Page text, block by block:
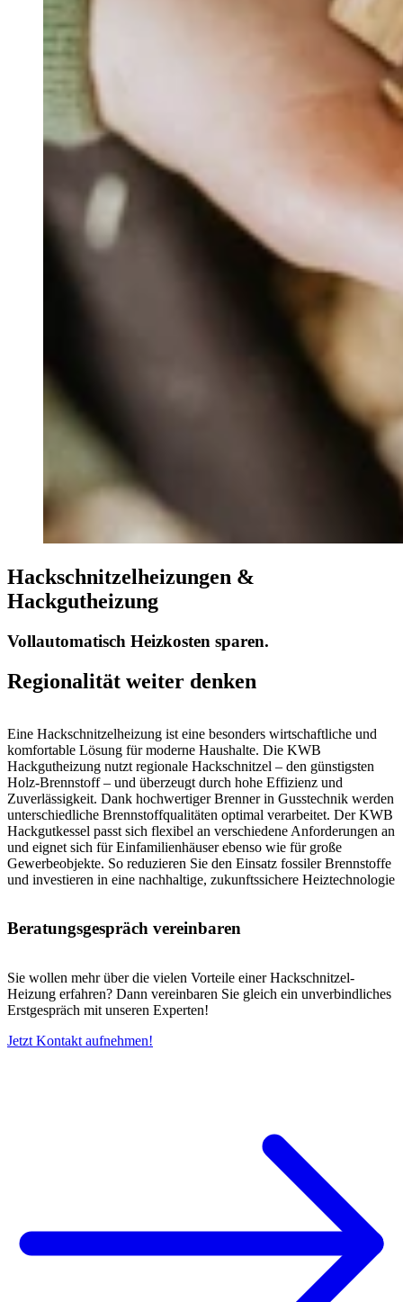
Hackschnitzelheizungen &
Hackgutheizung
Vollautomatisch Heizkosten sparen.
Regionalität weiter denken
Eine Hackschnitzelheizung ist eine besonders wirtschaftliche und
komfortable Lösung für moderne Haushalte. Die KWB
Hackgutheizung nutzt regionale Hackschnitzel – den günstigsten
Holz-Brennstoff – und überzeugt durch hohe Effizienz und
Zuverlässigkeit. Dank hochwertiger Brenner in Gusstechnik werden
unterschiedliche Brennstoffqualitäten optimal verarbeitet. Der KWB
Hackgutkessel passt sich flexibel an verschiedene Anforderungen an
und eignet sich für Einfamilienhäuser ebenso wie für große
Gewerbeobjekte. So reduzieren Sie den Einsatz fossiler Brennstoffe
und investieren in eine nachhaltige, zukunftssichere Heiztechnologie
Beratungsgespräch vereinbaren
Sie wollen mehr über die vielen Vorteile einer Hackschnitzel-
Heizung erfahren? Dann vereinbaren Sie gleich ein unverbindliches
Erstgespräch mit unseren Experten!
Jetzt Kontakt aufnehmen!